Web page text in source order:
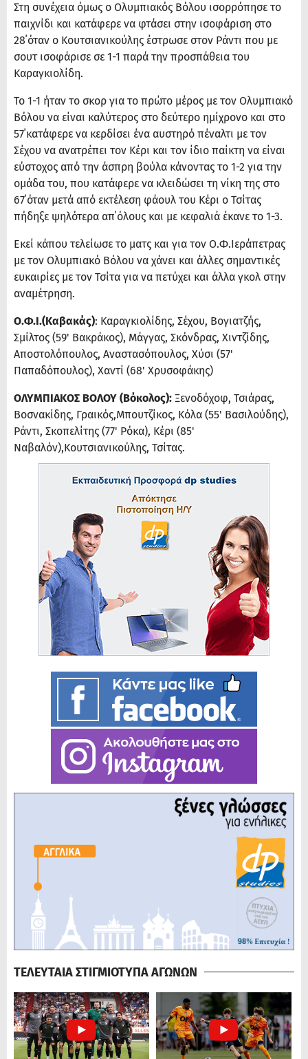
Στη συνέχεια όμως ο Ολυμπιακός Βόλου ισορρόπησε το
παιχνίδι και κατάφερε να φτάσει στην ισοφάριση στο
28΄όταν ο Κουτσιανικούλης έστρωσε στον Ράντι που με
σουτ ισοφάρισε σε 1-1 παρά την προσπάθεια του
Καραγκιολίδη.
Το 1-1 ήταν το σκορ για το πρώτο μέρος με τον Ολυμπιακό
Βόλου να είναι καλύτερος στο δεύτερο ημίχρονο και στο
57΄κατάφερε να κερδίσει ένα αυστηρό πέναλτι με τον
Σέχου να ανατρέπει τον Κέρι και τον ίδιο παίκτη να είναι
εύστοχος από την άσπρη βούλα κάνοντας το 1-2 για την
ομάδα του, που κατάφερε να κλειδώσει τη νίκη της στο
67΄όταν μετά από εκτέλεση φάουλ του Κέρι ο Τσίτας
πήδηξε ψηλότερα απ΄όλους και με κεφαλιά έκανε το 1-3.
Εκεί κάπου τελείωσε το ματς και για τον Ο.Φ.Ιεράπετρας
με τον Ολυμπιακό Βόλου να χάνει και άλλες σημαντικές
ευκαιρίες με τον Τσίτα για να πετύχει και άλλα γκολ στην
αναμέτρηση.
Ο.Φ.Ι.(Καβακάς): Καραγκιολίδης, Σέχου, Βογιατζής,
Σμίλτος (59' Βακράκος), Μάγγας, Σκόνδρας, Χιντζίδης,
Αποστολόπουλος, Αναστασόπουλος, Χύσι (57'
Παπαδόπουλος), Χαντί (68' Χρυσοφάκης)
ΟΛΥΜΠΙΑΚΟΣ ΒΟΛΟΥ (Bόκολος): Ξενοδόχοφ, Τσιάρας,
Βοσνακίδης, Γραικός,Μπουτζίκος, Κόλα (55' Βασιλούδης),
Ράντι, Σκοπελίτης (77' Ρόκα), Κέρι (85'
Ναβαλόν),Κουτσιανικούλης, Τσίτας.
ΤΕΛΕΥΤΑΙΑ ΣΤΙΓΜΙΟΤΥΠΑ ΑΓΩΝΩΝ